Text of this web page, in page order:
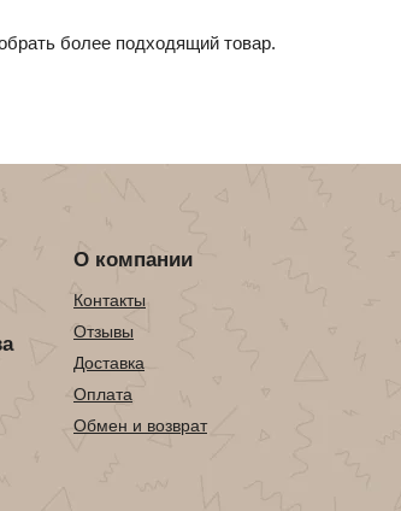
более подходящий товар.
О компании
Контакты
Отзывы
Доставка
Оплата
Обмен и возврат